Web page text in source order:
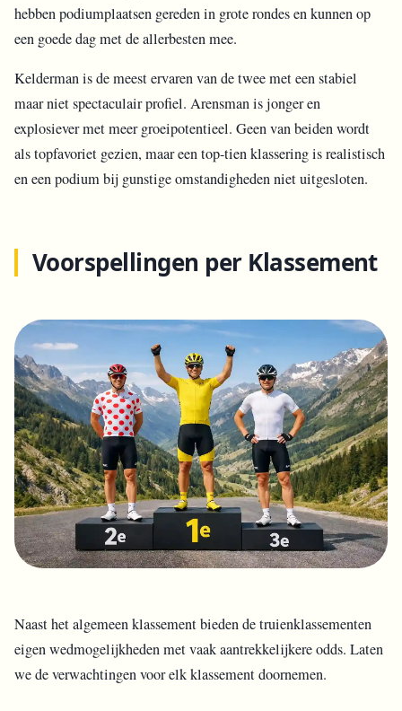
hebben podiumplaatsen gereden in grote rondes en kunnen op
een goede dag met de allerbesten mee.
Kelderman is de meest ervaren van de twee met een stabiel
maar niet spectaculair profiel. Arensman is jonger en
explosiever met meer groeipotentieel. Geen van beiden wordt
als topfavoriet gezien, maar een top-tien klassering is realistisch
en een podium bij gunstige omstandigheden niet uitgesloten.
Voorspellingen per Klassement
Naast het algemeen klassement bieden de truienklassementen
eigen wedmogelijkheden met vaak aantrekkelijkere odds. Laten
we de verwachtingen voor elk klassement doornemen.